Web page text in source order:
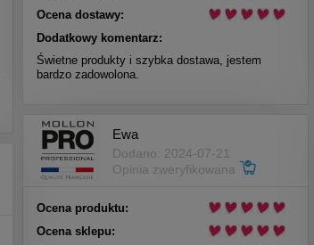
Ocena dostawy:
Dodatkowy komentarz:
Świetne produkty i szybka dostawa, jestem
bardzo zadowolona.
Ewa
Dodano: 2024-07-21
Opinia zweryfikowana
Ocena produktu:
Ocena sklepu: